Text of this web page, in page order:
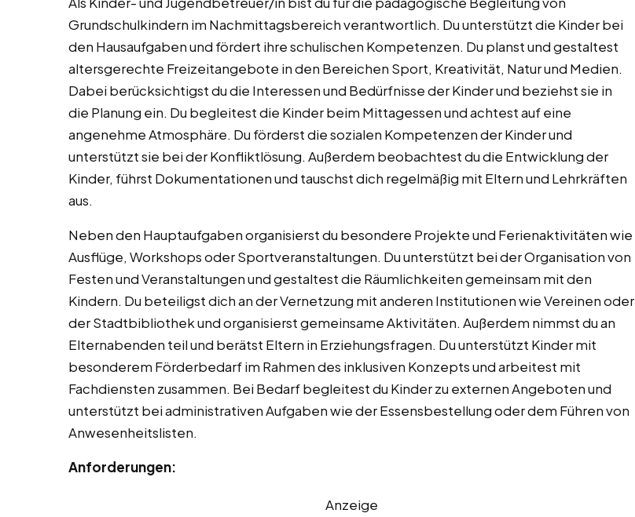
Grundschulkindern im Nachmittagsbereich verantwortlich. Du unterstützt die Kinder bei
den Hausaufgaben und fördert ihre schulischen Kompetenzen. Du planst und gestaltest
altersgerechte Freizeitangebote in den Bereichen Sport, Kreativität, Natur und Medien.
Dabei berücksichtigst du die Interessen und Bedürfnisse der Kinder und beziehst sie in
die Planung ein. Du begleitest die Kinder beim Mittagessen und achtest auf eine
angenehme Atmosphäre. Du förderst die sozialen Kompetenzen der Kinder und
unterstützt sie bei der Konfliktlösung. Außerdem beobachtest du die Entwicklung der
Kinder, führst Dokumentationen und tauschst dich regelmäßig mit Eltern und Lehrkräften
aus.
Neben den Hauptaufgaben organisierst du besondere Projekte und Ferienaktivitäten wie
Ausflüge, Workshops oder Sportveranstaltungen. Du unterstützt bei der Organisation von
Festen und Veranstaltungen und gestaltest die Räumlichkeiten gemeinsam mit den
Kindern. Du beteiligst dich an der Vernetzung mit anderen Institutionen wie Vereinen oder
der Stadtbibliothek und organisierst gemeinsame Aktivitäten. Außerdem nimmst du an
Elternabenden teil und berätst Eltern in Erziehungsfragen. Du unterstützt Kinder mit
besonderem Förderbedarf im Rahmen des inklusiven Konzepts und arbeitest mit
Fachdiensten zusammen. Bei Bedarf begleitest du Kinder zu externen Angeboten und
unterstützt bei administrativen Aufgaben wie der Essensbestellung oder dem Führen von
Anwesenheitslisten.
Anforderungen:
Anzeige